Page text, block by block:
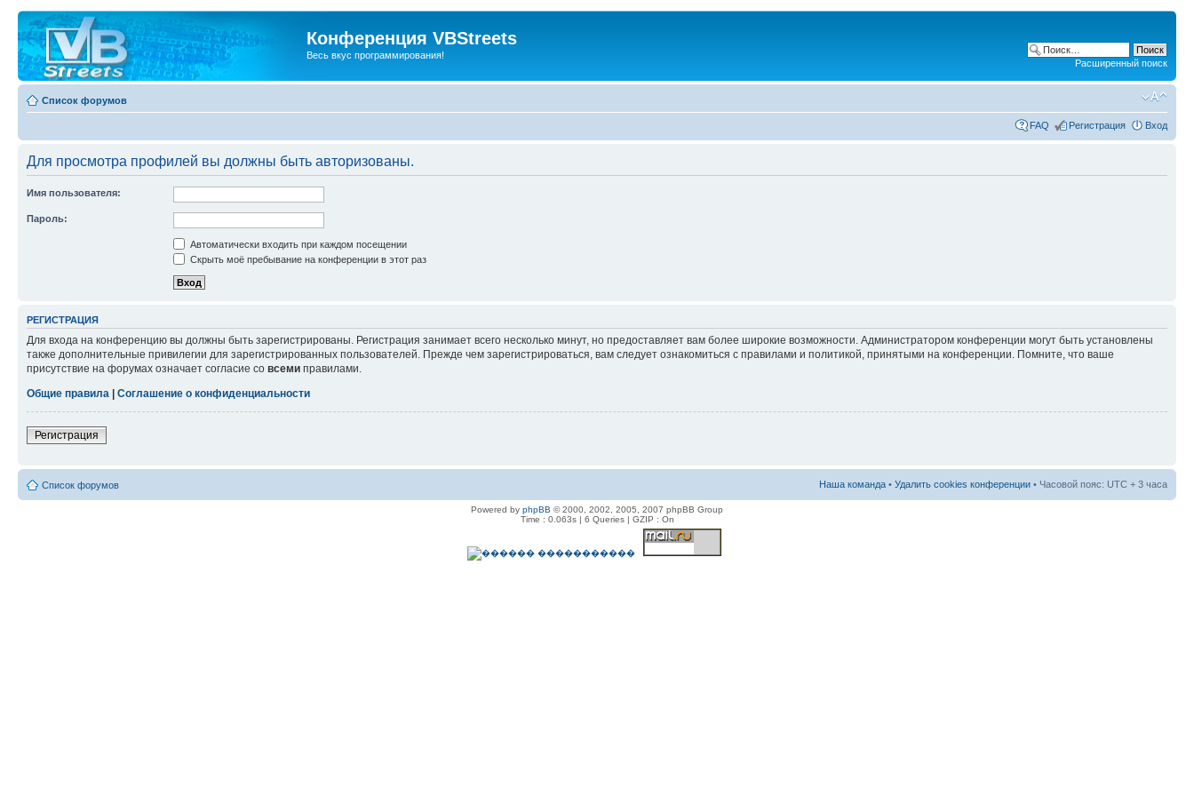
Конференция VBStreets
Весь вкус программирования!
Расширенный поиск
Список форумов
FAQ Регистрация Вход
Для просмотра профилей вы должны быть авторизованы.
Имя пользователя:
Пароль:
Автоматически входить при каждом посещении
Скрыть моё пребывание на конференции в этот раз
РЕГИСТРАЦИЯ
Для входа на конференцию вы должны быть зарегистрированы. Регистрация занимает всего несколько минут, но предоставляет вам более широкие возможности. Администратором конференции могут быть установлены
также дополнительные привилегии для зарегистрированных пользователей. Прежде чем зарегистрироваться, вам следует ознакомиться с правилами и политикой, принятыми на конференции. Помните, что ваше
присутствие на форумах означает согласие со всеми правилами.
Общие правила
Соглашение о конфиденциальности
Регистрация
Список форумов Наша команда • Удалить cookies конференции • Часовой пояс: UTC + 3 часа
Powered by phpBB © 2000, 2002, 2005, 2007 phpBB Group
Time : 0.063s | 6 Queries | GZIP : On